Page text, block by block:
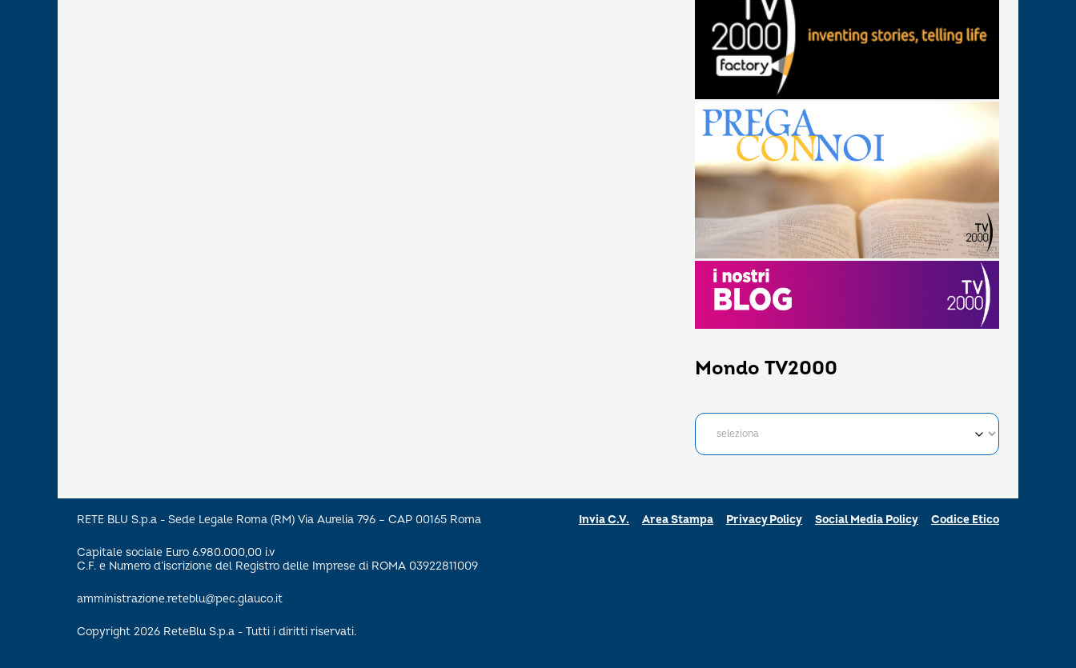
Mondo TV2000
RETE BLU S.p.a - Sede Legale Roma (RM) Via Aurelia 796 – CAP 00165 Roma
Capitale sociale Euro 6.980.000,00 i.v
C.F. e Numero d’iscrizione del Registro delle Imprese di ROMA 03922811009
amministrazione.reteblu@pec.glauco.it
Copyright 2026 ReteBlu S.p.a - Tutti i diritti riservati.
Invia C.V. Area Stampa Privacy Policy Social Media Policy Codice Etico